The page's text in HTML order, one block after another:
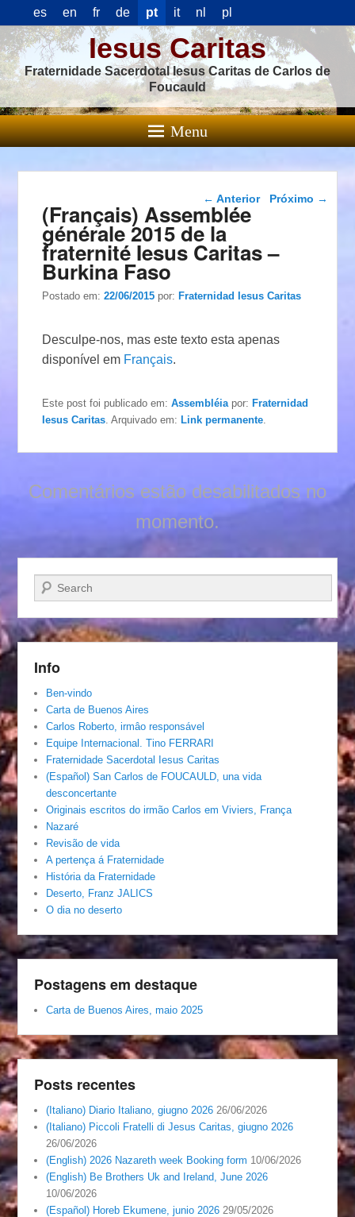
es en fr de pt it nl pl
Iesus Caritas
Fraternidade Sacerdotal Iesus Caritas de Carlos de
Foucauld
Menu
Navegação das
← Anterior Próximo →
(Français) Assemblée
générale 2015 de la
fraternité Iesus Caritas –
Burkina Faso
Postado em:22/06/2015 por:Fraternidad Iesus Caritas
Desculpe-nos, mas este texto esta apenas
disponível em Français.
Este post foi publicado em:Assembléia por:Fraternidad
Iesus Caritas . Arquivado em:Link permanente
Comentários estão desabilitados no
momento.
Pesquisar…
Info
Ben-vindo
Carta de Buenos Aires
Carlos Roberto, irmâo responsável
Equipe Internacional. Tino FERRARI
Fraternidade Sacerdotal Iesus Caritas
(Español) San Carlos de FOUCAULD, una vida
desconcertante
Originais escritos do irmão Carlos em Viviers, França
Nazaré
Revisão de vida
A pertença á Fraternidade
História da Fraternidade
Deserto, Franz JALICS
O dia no deserto
Postagens em destaque
Carta de Buenos Aires, maio 2025
Posts recentes
(Italiano) Diario Italiano, giugno 2026 26/06/2026
(Italiano) Piccoli Fratelli di Jesus Caritas, giugno 2026
26/06/2026
(English) 2026 Nazareth week Booking form 10/06/2026
(English) Be Brothers Uk and Ireland, June 2026
10/06/2026
(Español) Horeb Ekumene, junio 2026 29/05/2026